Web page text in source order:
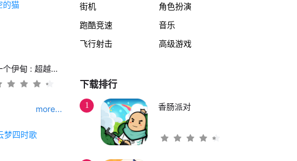
另一个伊甸 : 超越时空的猫
more...
街机
角色扮演
跑酷竞速
音乐
飞行射击
高级游戏
下载排行
1 香肠派对